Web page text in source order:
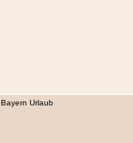
Bayern Urlaub